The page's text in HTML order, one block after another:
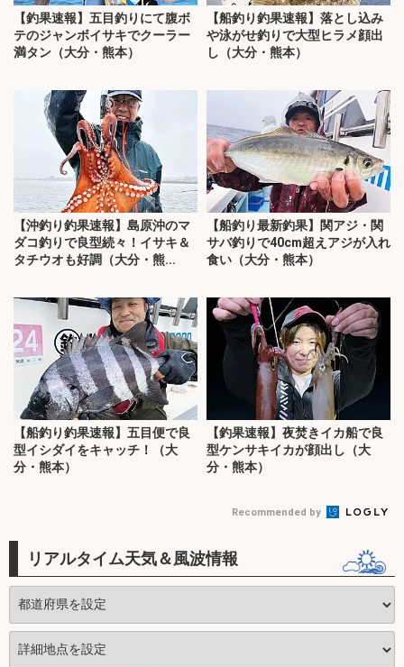
【釣果速報】五目釣りにて腹ボ
テのジャンボイサキでクーラー
満タン（大分・熊本）
【船釣り釣果速報】落とし込み
や泳がせ釣りで大型ヒラメ顔出
し（大分・熊本）
【沖釣り釣果速報】島原沖のマ
ダコ釣りで良型続々！イサキ＆
タチウオも好調（大分・熊...
【船釣り最新釣果】関アジ・関
サバ釣りで40cm超えアジが入れ
食い（大分・熊本）
【船釣り釣果速報】五目便で良
型イシダイをキャッチ！（大
分・熊本）
【釣果速報】夜焚きイカ船で良
型ケンサキイカが顔出し（大
分・熊本）
Recommended by
リアルタイム天気＆風波情報